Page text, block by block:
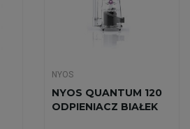
NYOS
NYOS QUANTUM 120
ODPIENIACZ BIAŁEK